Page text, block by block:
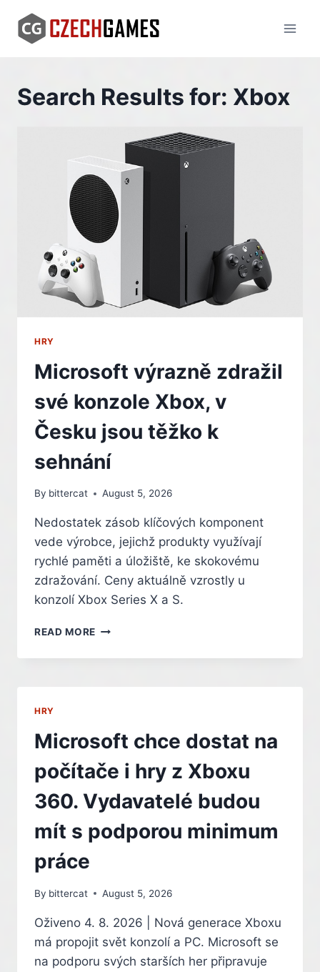
content
Search Results for: Xbox
HRY
Microsoft výrazně zdražil
své konzole Xbox, v
Česku jsou těžko k
sehnání
By bittercat August 5, 2026
Nedostatek zásob klíčových komponent
vede výrobce, jejichž produkty využívají
rychlé paměti a úložiště, ke skokovému
zdražování. Ceny aktuálně vzrostly u
konzolí Xbox Series X a S.
READ MORE MICROSOFT
ZDRAŽIL
ČESKU
JSOU
TĚŽKO
K
SEHNÁNÍ
HRY
Microsoft chce dostat na
počítače i hry z Xboxu
360. Vydavatelé budou
mít s podporou minimum
práce
By bittercat August 5, 2026
Oživeno 4. 8. 2026 | Nová generace Xboxu
má propojit svět konzolí a PC. Microsoft se
na podporu svých starších her připravuje